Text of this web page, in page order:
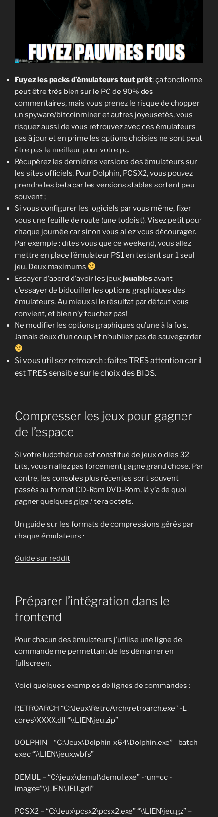
Fuyez les packs d’émulateurs tout prêt; ça fonctionne
peut être très bien sur le PC de 90% des
commentaires, mais vous prenez le risque de chopper
un spyware/bitcoinminer et autres joyeusetés, vous
risquez aussi de vous retrouvez avec des émulateurs
pas à jour et en prime les options choisies ne sont peut
être pas le meilleur pour votre pc.
Récupérez les dernières versions des émulateurs sur
les sites officiels. Pour Dolphin, PCSX2, vous pouvez
prendre les beta car les versions stables sortent peu
souvent ;
Si vous configurer les logiciels par vous même, fixer
vous une feuille de route (une todoist). Visez petit pour
chaque journée car sinon vous allez vous décourager.
Par exemple : dites vous que ce weekend, vous allez
mettre en place l’émulateur PS1 en testant sur 1 seul
jeu. Deux maximums
Essayer d’abord d’avoir les jeuxjouablesavant
d’essayer de bidouiller les options graphiques des
émulateurs. Au mieux si le résultat par défaut vous
convient, et bien n’y touchez pas!
Ne modifier les options graphiques qu’une à la fois.
Jamais deux d’un coup. Et n’oubliez pas de sauvegarder
Si vous utilisez retroarch : faites TRES attention car il
est TRES sensible sur le choix des BIOS.
Compresser les jeux pour gagner
de l’espace
Si votre ludothèque est constitué de jeux oldies 32
bits, vous n’allez pas forcément gagné grand chose. Par
contre, les consoles plus récentes sont souvent
passés au format CD-Rom DVD-Rom, là y’a de quoi
gagner quelques giga / tera octets.
Un guide sur les formats de compressions gérés par
chaque émulateurs :
Guide sur reddit
Préparer l’intégration dans le
frontend
Pour chacun des émulateurs j’utilise une ligne de
commande me permettant de les démarrer en
fullscreen.
Voici quelques exemples de lignes de commandes :
RETROARCH “C:\Jeux\RetroArch\retroarch.exe” -L
cores\XXXX.dll “\\LIEN\jeu.zip”
DOLPHIN – “C:\Jeux\Dolphin-x64\Dolphin.exe” –batch –
exec “\\LIEN\jeux.wbfs”
DEMUL – “C:\jeux\demul\demul.exe” -run=dc -
image=”\\LIEN\JEU.gdi”
PCSX2 – “C:\Jeux\pcsx2\pcsx2.exe” “\\LIEN\jeu.gz” –